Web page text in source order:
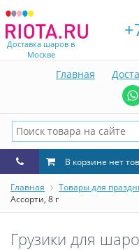
Доставка шаров в
Москве
Главная
В корзине нет
Главная Товары для
Ассорти, 8 г
Грузики для